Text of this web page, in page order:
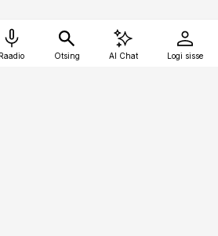
Raadio Otsing AI Chat Logi sisse